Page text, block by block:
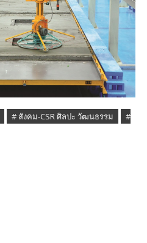
# สังคม-CSR ศิลปะ วัฒนธรรม
#